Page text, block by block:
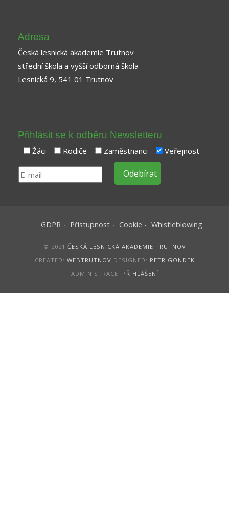
Adresa
Česká lesnická akademie Trutnov
střední škola a vyšší odborná škola
Lesnická 9, 541 01 Trutnov
Přihlásit se k odběru Newsletteru
Žáci Rodiče Zaměstnanci Veřejnost
GDPR Přístupnost Cookie Whistleblowing
© 2021 ČESKÁ LESNICKÁ AKADEMIE TRUTNOV
CREATED: WEBTRUTNOV DESIGNED: PETR GONDEK
ADMINISTRACE: PŘIHLÁŠENÍ